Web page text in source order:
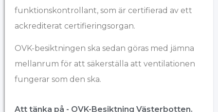
funktionskontrollant, som är certifierad av ett
ackrediterat certifieringsorgan.
OVK-besiktningen ska sedan göras med jämna
mellanrum för att säkerställa att ventilationen
fungerar som den ska.
Att tänka på - OVK-Besiktning ​Västerbotten.